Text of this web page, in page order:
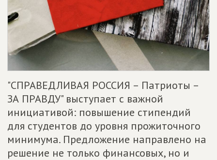
"СПРАВЕДЛИВАЯ РОССИЯ – Патриоты –
ЗА ПРАВДУ" выступает с важной
инициативой: повышение стипендий
для студентов до уровня прожиточного
минимума. Предложение направлено на
решение не только финансовых, но и